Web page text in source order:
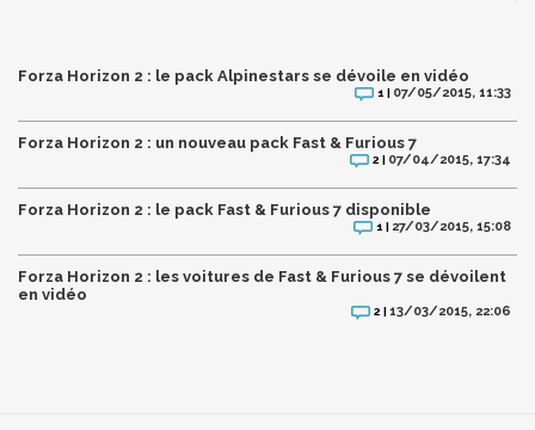
Forza Horizon 2 : le pack Alpinestars se dévoile en vidéo
1 | 07/05/2015, 11:33
Forza Horizon 2 : un nouveau pack Fast & Furious 7
2 | 07/04/2015, 17:34
Forza Horizon 2 : le pack Fast & Furious 7 disponible
1 | 27/03/2015, 15:08
Forza Horizon 2 : les voitures de Fast & Furious 7 se dévoilent
en vidéo
2 | 13/03/2015, 22:06